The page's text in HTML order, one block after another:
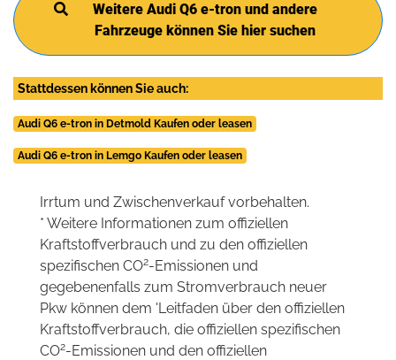
Weitere Audi Q6 e-tron und andere
Fahrzeuge können Sie hier suchen
Stattdessen können Sie auch:
Audi Q6 e-tron in Detmold Kaufen oder leasen
Audi Q6 e-tron in Lemgo Kaufen oder leasen
Irrtum und Zwischenverkauf vorbehalten.
* Weitere Informationen zum offiziellen
Kraftstoffverbrauch und zu den offiziellen
spezifischen CO2-Emissionen und
gegebenenfalls zum Stromverbrauch neuer
Pkw können dem 'Leitfaden über den offiziellen
Kraftstoffverbrauch, die offiziellen spezifischen
CO2-Emissionen und den offiziellen